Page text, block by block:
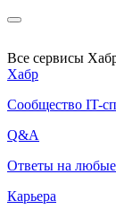
Все сервисы
Хабр
Сообщество IT-
Q&A
Ответы на
Карьера